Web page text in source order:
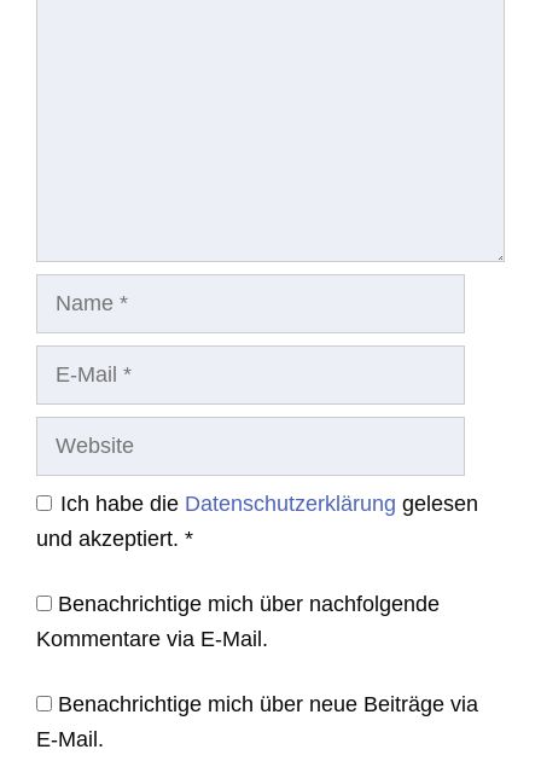
Website
Ich habe die Datenschutzerklärung gelesen
und akzeptiert. *
Benachrichtige mich über nachfolgende
Kommentare via E-Mail.
Benachrichtige mich über neue Beiträge via
E-Mail.